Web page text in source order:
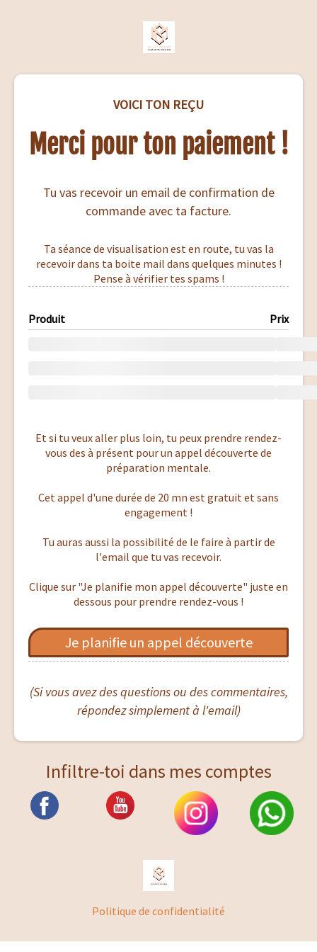
VOICI TON REÇU
Merci pour ton paiement !
Tu vas recevoir un email de confirmation de
commande avec ta facture.
Ta séance de visualisation est en route, tu vas la
recevoir dans ta boite mail dans quelques minutes !
Pense à vérifier tes spams !
Produit Prix
Et si tu veux aller plus loin, tu peux prendre rendez-
vous des à présent pour un appel découverte de
préparation mentale.
Cet appel d'une durée de 20 mn est gratuit et sans
engagement !
Tu auras aussi la possibilité de le faire à partir de
l'email que tu vas recevoir.
Clique sur "Je planifie mon appel découverte" juste en
dessous pour prendre rendez-vous !
Je planifie un appel découverte
(Si vous avez des questions ou des commentaires,
répondez simplement à l'email)
Infiltre-toi dans mes comptes
Politique de confidentialité